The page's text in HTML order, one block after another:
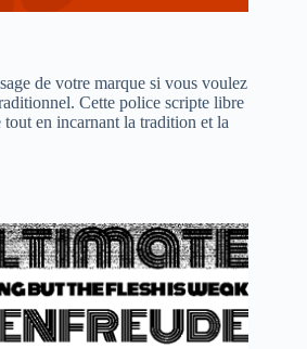
de votre marque si vous voulez
Cette police scripte libre
tout en incarnant la tradition et la